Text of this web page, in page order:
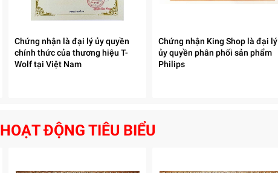
Chứng nhận là đại lý ủy quyền
chính thức của thương hiệu T-
Wolf tại Việt Nam
Chứng nhận King Shop là đại lý
ủy quyền phân phối sản phẩm
Philips
HOẠT ĐỘNG TIÊU BIỂU